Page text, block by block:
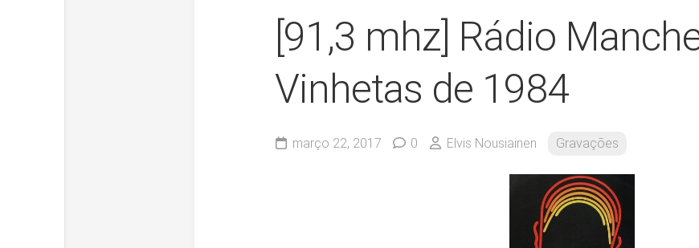
[91,3 mhz] Rádio
Vinhetas de 1984
março 22, 2017 0 Elvis Nousiainen Gravações